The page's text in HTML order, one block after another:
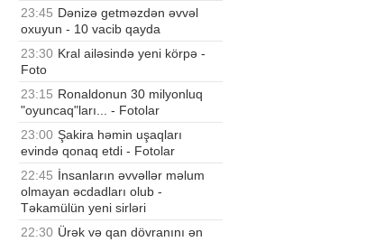
23:45 Dənizə getməzdən əvvəl
oxuyun - 10 vacib qayda
23:30 Kral ailəsində yeni körpə -
Foto
23:15 Ronaldonun 30 milyonluq
"oyuncaq"ları... - Fotolar
23:00 Şakira həmin uşaqları
evində qonaq etdi - Fotolar
22:45 İnsanların əvvəllər məlum
olmayan əcdadları olub -
Təkamülün yeni sirləri
22:30 Ürək və qan dövranını ən